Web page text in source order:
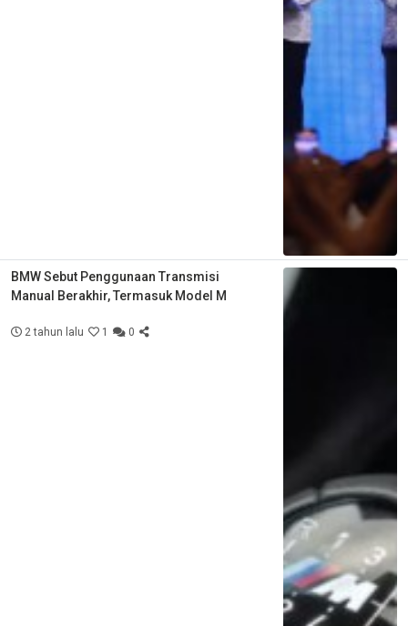
BMW Sebut Penggunaan Transmisi
Manual Berakhir, Termasuk Model M
2 tahun lalu 1 0